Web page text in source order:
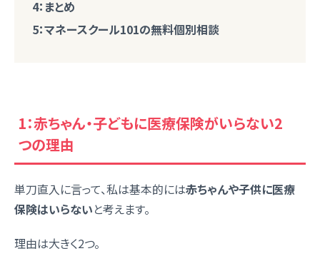
4：まとめ
5：マネースクール101の無料個別相談
1：赤ちゃん・子どもに医療保険がいらない2
つの理由
単刀直入に言って、私は基本的には赤ちゃんや子供に医療
保険はいらないと考えます。
理由は大きく2つ。